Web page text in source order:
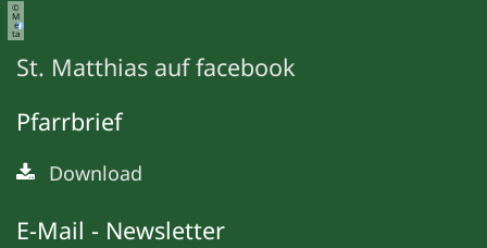
©
M
e
ta
St. Matthias auf facebook
Pfarrbrief
Download
E-Mail - Newsletter